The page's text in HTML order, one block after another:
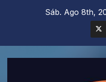
Sáb. Ago 8th,